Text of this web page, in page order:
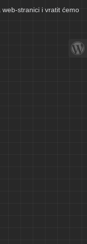
stranici i vratit ćemo